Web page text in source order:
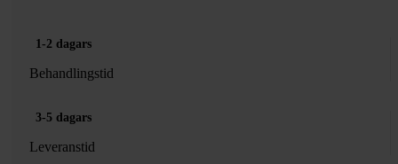
1-2 dagars
Behandlingstid
3-5 dagars
Leveranstid